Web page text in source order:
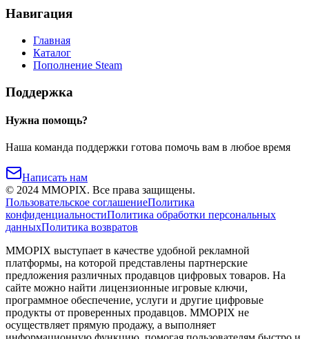
Навигация
Главная
Каталог
Пополнение Steam
Поддержка
Нужна помощь?
Наша команда поддержки готова помочь вам в любое время
Написать нам
© 2024 MMOPIX. Все права защищены.
Пользовательское соглашениеПолитика
конфиденциальностиПолитика обработки персональных
данныхПолитика возвратов
MMOPIX выступает в качестве удобной рекламной
платформы, на которой представлены партнерские
предложения различных продавцов цифровых товаров. На
сайте можно найти лицензионные игровые ключи,
программное обеспечение, услуги и другие цифровые
продукты от проверенных продавцов. MMOPIX не
осуществляет прямую продажу, а выполняет